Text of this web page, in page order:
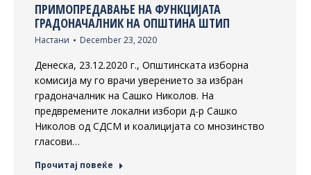
ПРИМОПРЕДАВАЊЕ НА ФУНКЦИЈАТА
ГРАДОНАЧАЛНИК НА ОПШТИНА ШТИП
Настани December 23, 2020
Денеска, 23.12.2020 г., Општинската изборна
комисија му го врачи уверението за избран
градоначалник на Сашко Николов. На
предвремените локални избори д-р Сашко
Николов од СДСМ и коалицијата со мнозинство
гласови…
Прочитај повеќе